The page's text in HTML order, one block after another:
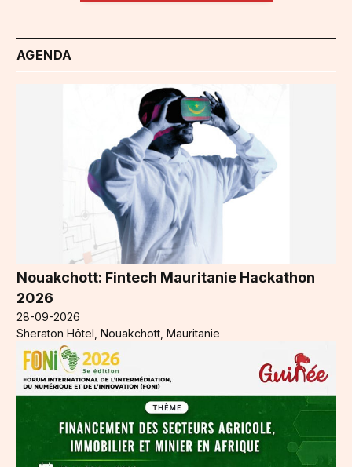
AGENDA
Nouakchott: Fintech Mauritanie Hackathon
2026
28-09-2026
Sheraton Hôtel, Nouakchott, Mauritanie